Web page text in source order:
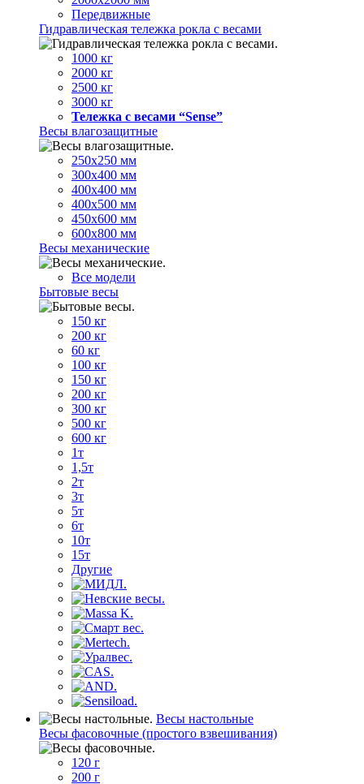
Передвижные
Гидравлическая тележка рокла с весами
1000 кг
2000 кг
2500 кг
3000 кг
Тележка с весами “Sense”
Весы влагозащитные
250х250 мм
300х400 мм
400х400 мм
400х500 мм
450х600 мм
600х800 мм
Весы механические
Все модели
Бытовые весы
150 кг
200 кг
60 кг
100 кг
150 кг
200 кг
300 кг
500 кг
600 кг
1т
1,5т
2т
3т
5т
6т
10т
15т
Другие
Весы настольные
Весы фасовочные (простого взвешивания)
120 г
200 г